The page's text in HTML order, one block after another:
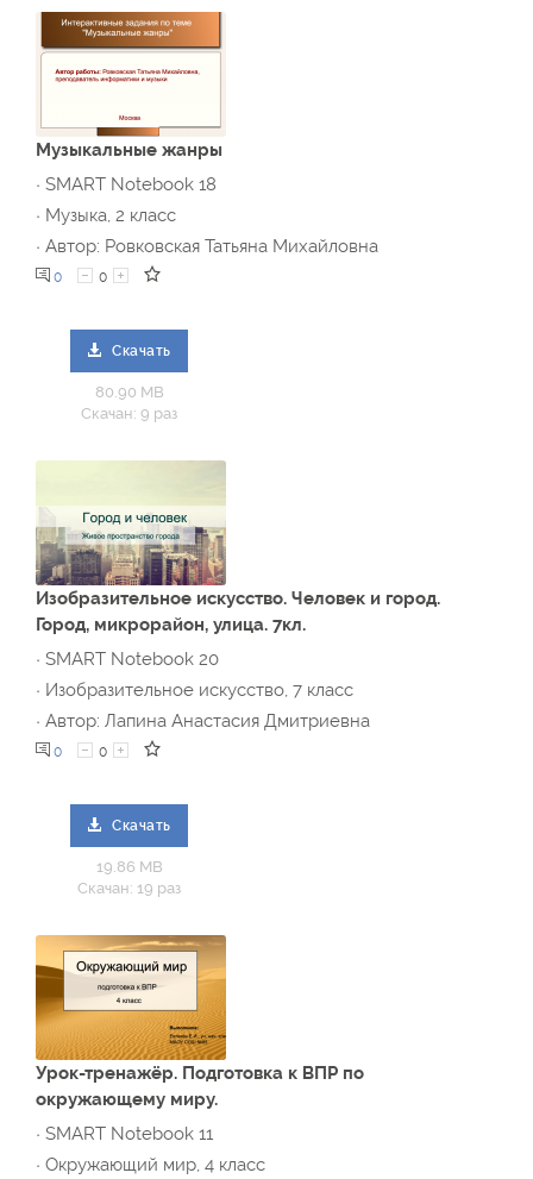
Музыкальные жанры
· SMART Notebook 18
· Музыка, 2 класс
· Автор: Ровковская Татьяна Михайловна
0 0
Скачать
80.90 MB
Скачан: 9 раз
Изобразительное искусство. Человек и город.
Город, микрорайон, улица. 7кл.
· SMART Notebook 20
· Изобразительное искусство, 7 класс
· Автор: Лапина Анастасия Дмитриевна
0 0
Скачать
19.86 MB
Скачан: 19 раз
Урок-тренажёр. Подготовка к ВПР по
окружающему миру.
· SMART Notebook 11
· Окружающий мир, 4 класс